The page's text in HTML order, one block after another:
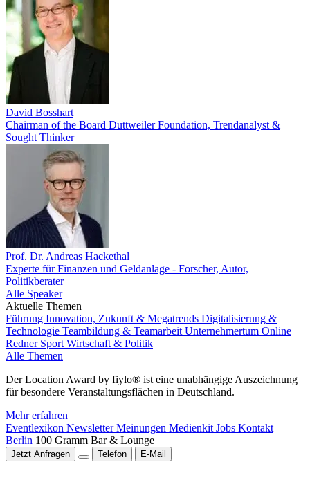
David Bosshart
Chairman of the Board Duttweiler Foundation, Trendanalyst &
Sought Thinker
Prof. Dr. Andreas Hackethal
Experte für Finanzen und Geldanlage - Forscher, Autor,
Politikberater
Alle Speaker
Aktuelle Themen
Führung Innovation, Zukunft & Megatrends Digitalisierung &
Technologie Teambildung & Teamarbeit Unternehmertum Online
Redner Sport Wirtschaft & Politik
Alle Themen
Der Location Award by fiylo® ist eine unabhängige Auszeichnung
für besondere Veranstaltungsflächen in Deutschland.
Mehr erfahren
Eventlexikon NewsletterMeinungen Medienkit Jobs Kontakt
Berlin 100 Gramm Bar & Lounge
Jetzt Anfragen Telefon E-Mail